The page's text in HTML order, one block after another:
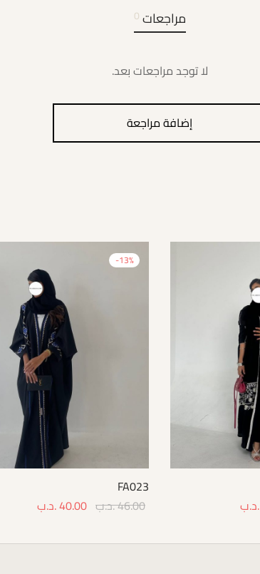
مراجعات0
لا توجد مراجعات بعد.
إضافة مراجعة
.د.ب
-13%
FA023
46.00.د.ب 40.00.د.ب